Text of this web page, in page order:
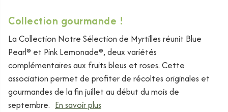
Collection gourmande !
La Collection Notre Sélection de Myrtilles réunit Blue
Pearl® et Pink Lemonade®, deux variétés
complémentaires aux fruits bleus et roses. Cette
association permet de profiter de récoltes originales et
gourmandes de la fin juillet au début du mois de
septembre. En savoir plus